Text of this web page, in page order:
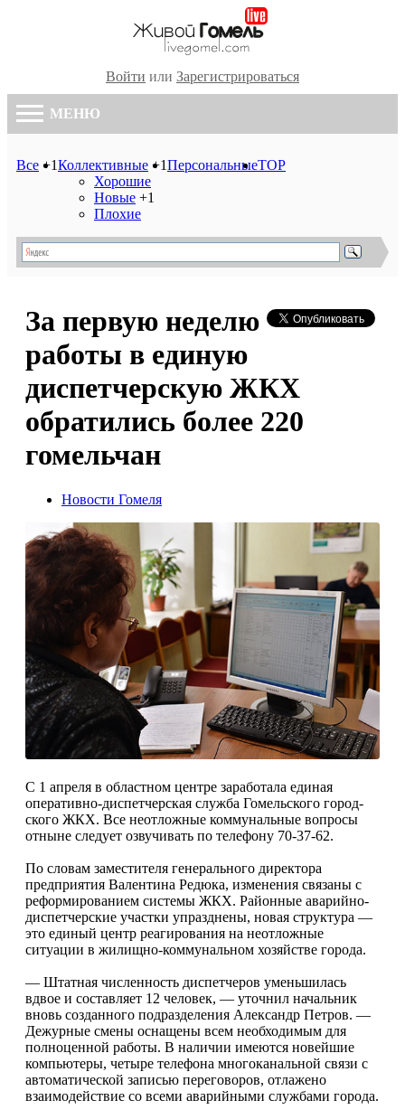
Войти или Зарегистрироваться
МЕНЮ
Все +1Коллективные +1
Хорошие
Новые +1
Плохие
ПерсональныеTOP
За первую неделю
работы в единую
диспетчерскую ЖКХ
обратились более 220
гомельчан
Новости Гомеля
С 1 апреля в областном центре заработала единая
оперативно-диспетчерская служба Гомельского город­
ского ЖКХ. Все неотлож­ные коммунальные вопро­сы
отныне следует озвучи­вать по телефону 70-37-62.
По словам заместите­ля генерального директо­ра
предприятия Валенти­на Редюка, изменения свя­заны с
реформированием системы ЖКХ. Районные аварийно-
диспетчерские участки упразднены, но­вая структура —
это еди­ный центр реагирования на неотложные
ситуации в жилищно-коммунальном хозяйстве города.
— Штатная численность диспетчеров уменьшилась
вдвое и составляет 12 че­ловек, — уточнил началь­ник
вновь созданного под­разделения Александр Пе­тров. —
Дежурные смены оснащены всем необходи­мым для
полноценной рабо­ты. В наличии имеются но­вейшие
компьютеры, четы­ре телефона многоканаль­ной связи с
автоматической записью переговоров, от­лажено
взаимодействие со всеми аварийными служба­ми города.